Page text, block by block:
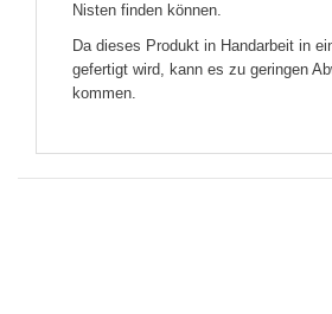
Nisten finden können.
Da dieses Produkt in Handarbeit in
gefertigt wird, kann es zu geringen
kommen.